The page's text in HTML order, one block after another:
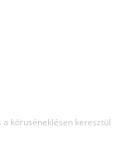
a kóruséneklésen keresztül